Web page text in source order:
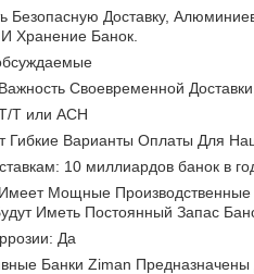
Безопасную Доставку,
Хранение Банок.
Своевременной
T или ACH
Гибкие Варианты Оплаты Для
10 миллиардов банок в
Мощные
Иметь Постоянный Запас
Да
Банки Ziman Предназначены